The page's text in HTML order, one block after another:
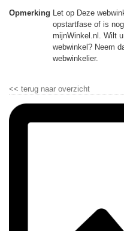
Opmerking Let op Deze
opstartfase of is
mijnWinkel.nl. Wilt
webwinkel? Neem
webwinkelier.
<< terug naar overzicht